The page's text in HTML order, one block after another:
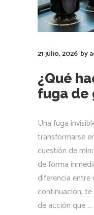
21 julio, 2026 by
¿Qué
fuga de
Una fuga
transformarse
cuestión de
de forma
diferencia entre
continuación,
de acción que